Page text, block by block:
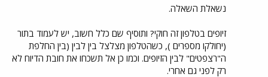
נשאלת השאלה.
זיופים בטלפון זה חוקי? ותוסיף שם כלל חשוב, יש לעמוד בתור
(יחולקו מספרים ), כשהטלפון מצלצל בין לבין (בין החלפת
ה"רצפטים" לבין הזיופים. וכמו כן אל תשכחו את חובת הדיוח לא
רק לפני גם אחרי.